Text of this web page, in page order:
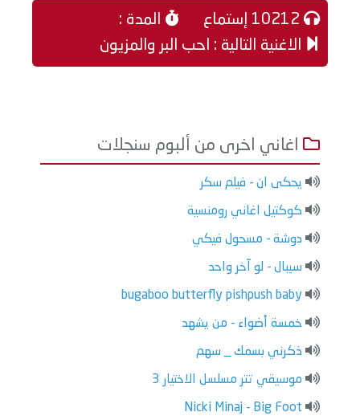
المدة :
الاغنية التالية : احب البر والمزيون
اغاني اخرى من ألبوم سنجلات
يحكى ان - فيلم سكر
كوكتيل اغاني رومنسية
دوشة - مسحول فيكي
سيبال - لو آخر واحد
bugaboo butterfly pishpush baby
خمسة أضواء - من يشهد
ذكرني بسمك _ سهم
موسيقي تتر مسلسل الاختيار 3
Nicki Minaj - Big Foot